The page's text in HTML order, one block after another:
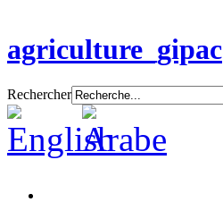
agriculture_gipac
Rechercher